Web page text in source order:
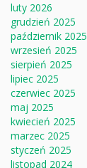
luty 2026
grudzień 2025
październik 2025
wrzesień 2025
sierpień 2025
lipiec 2025
czerwiec 2025
maj 2025
kwiecień 2025
marzec 2025
styczeń 2025
listopad 2024